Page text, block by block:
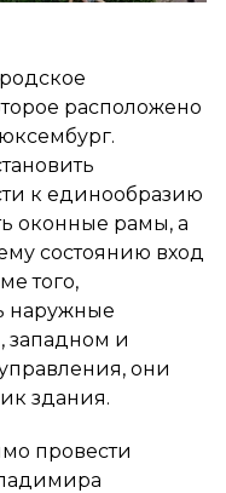
расположено
к единообразию
оконные рамы, а
состоянию вход
того,
наружные
западном и
они
здания.
провести